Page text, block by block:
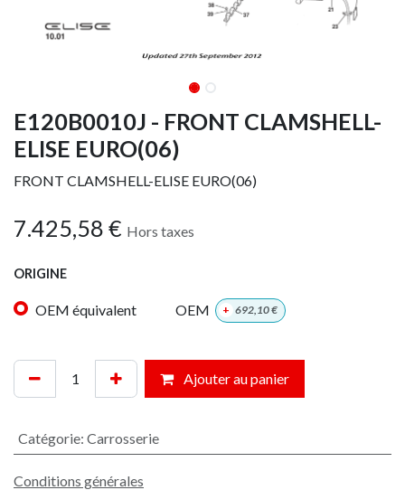
E120B0010J - FRONT CLAMSHELL-
ELISE EURO(06)
FRONT CLAMSHELL-ELISE EURO(06)
7.425,58 € Hors taxes
ORIGINE
OEM équivalent OEM + 692,10€
Ajouter au panier
Catégorie: Carrosserie
Conditions générales